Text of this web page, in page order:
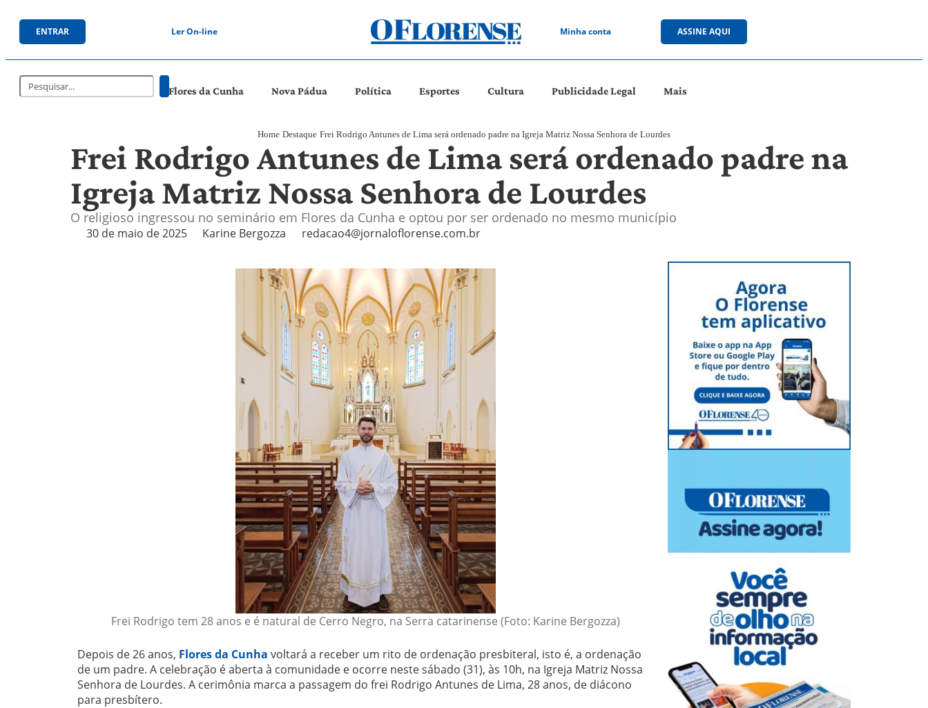
ENTRAR Ler On-line Minha conta ASSINE AQUI
Flores da Cunha Nova Pádua Política Esportes Cultura Publicidade Legal Mais
Home Destaque Frei Rodrigo Antunes de Lima será ordenado padre na Igreja Matriz Nossa Senhora de Lourdes
Frei Rodrigo Antunes de Lima será ordenado padre na
Igreja Matriz Nossa Senhora de Lourdes
O religioso ingressou no seminário em Flores da Cunha e optou por ser ordenado no mesmo município
30 de maio de 2025 Karine Bergozza redacao4@jornaloflorense.com.br
Frei Rodrigo tem 28 anos e é natural de Cerro Negro, na Serra catarinense (Foto: Karine Bergozza)
Depois de 26 anos, Flores da Cunha voltará a receber um rito de ordenação presbiteral, isto é, a ordenação
de um padre. A celebração é aberta à comunidade e ocorre neste sábado (31), às 10h, na Igreja Matriz Nossa
Senhora de Lourdes. A cerimônia marca a passagem do frei Rodrigo Antunes de Lima, 28 anos, de diácono
para presbítero.